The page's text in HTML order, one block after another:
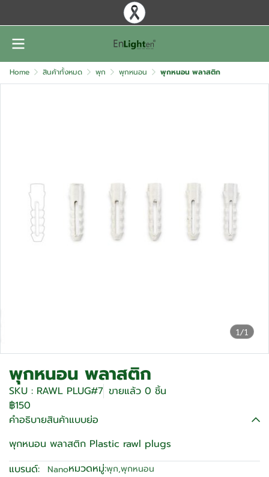
Home สินค้าทั้งหมด พุก พุกหนอน พุกหนอน พลาสติก
1/1
พุกหนอน พลาสติก
SKU : RAWL PLUG#7 ขายแล้ว 0 ชิ้น
฿150
คำอธิบายสินค้าแบบย่อ
พุกหนอน พลาสติก Plastic rawl plugs
แบรนด์:
Nanoหมวดหมู่:พุก,พุกหนอน